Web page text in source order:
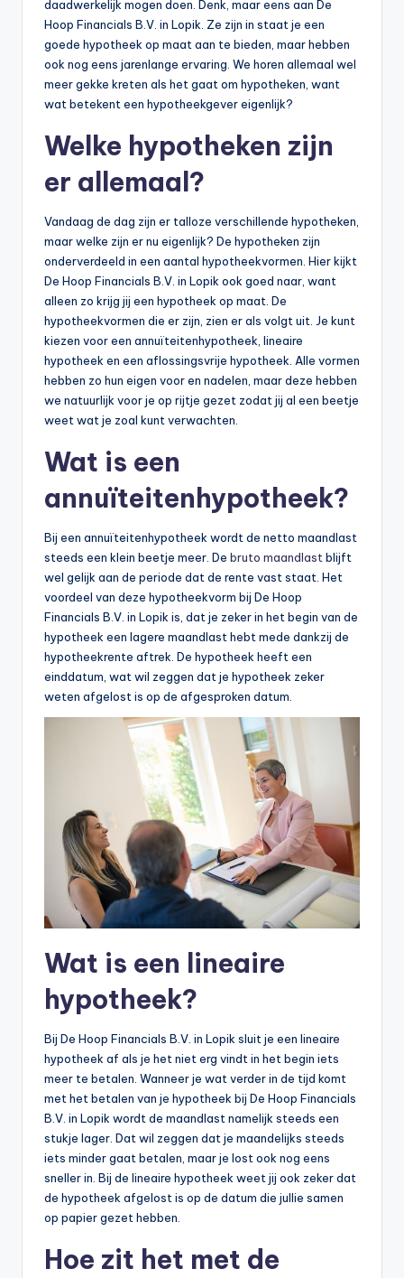
daadwerkelijk mogen doen. Denk, maar eens aan De
Hoop Financials B.V. in Lopik. Ze zijn in staat je een
goede hypotheek op maat aan te bieden, maar hebben
ook nog eens jarenlange ervaring. We horen allemaal wel
meer gekke kreten als het gaat om hypotheken, want
wat betekent een hypotheekgever eigenlijk?
Welke hypotheken zijn
er allemaal?
Vandaag de dag zijn er talloze verschillende hypotheken,
maar welke zijn er nu eigenlijk? De hypotheken zijn
onderverdeeld in een aantal hypotheekvormen. Hier kijkt
De Hoop Financials B.V. in Lopik ook goed naar, want
alleen zo krijg jij een hypotheek op maat. De
hypotheekvormen die er zijn, zien er als volgt uit. Je kunt
kiezen voor een annuïteitenhypotheek, lineaire
hypotheek en een aflossingsvrije hypotheek. Alle vormen
hebben zo hun eigen voor en nadelen, maar deze hebben
we natuurlijk voor je op rijtje gezet zodat jij al een beetje
weet wat je zoal kunt verwachten.
Wat is een
annuïteitenhypotheek?
Bij een annuïteitenhypotheek wordt de netto maandlast
steeds een klein beetje meer. De bruto maandlastblijft
wel gelijk aan de periode dat de rente vast staat. Het
voordeel van deze hypotheekvorm bij De Hoop
Financials B.V. in Lopik is, dat je zeker in het begin van de
hypotheek een lagere maandlast hebt mede dankzij de
hypotheekrente aftrek. De hypotheek heeft een
einddatum, wat wil zeggen dat je hypotheek zeker
weten afgelost is op de afgesproken datum.
Wat is een lineaire
hypotheek?
Bij De Hoop Financials B.V. in Lopik sluit je een lineaire
hypotheek af als je het niet erg vindt in het begin iets
meer te betalen. Wanneer je wat verder in de tijd komt
met het betalen van je hypotheek bij De Hoop Financials
B.V. in Lopik wordt de maandlast namelijk steeds een
stukje lager. Dat wil zeggen dat je maandelijks steeds
iets minder gaat betalen, maar je lost ook nog eens
sneller in. Bij de lineaire hypotheek weet jij ook zeker dat
de hypotheek afgelost is op de datum die jullie samen
op papier gezet hebben.
Hoe zit het met de